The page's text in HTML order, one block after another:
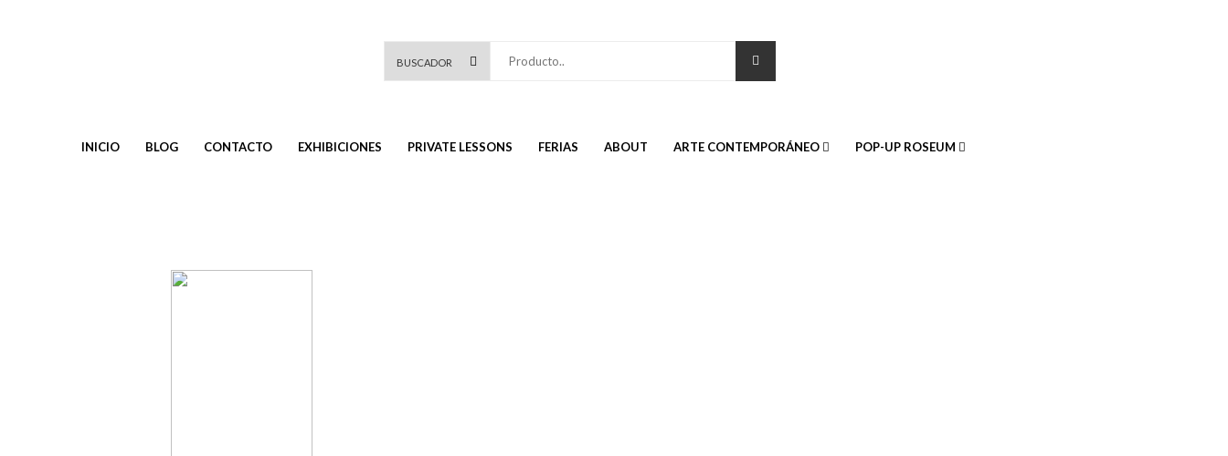
INICIO BLOG CONTACTO EXHIBICIONES PRIVATE LESSONS FERIAS ABOUT ARTE CONTEMPORÁNEO POP-UP ROSEUM